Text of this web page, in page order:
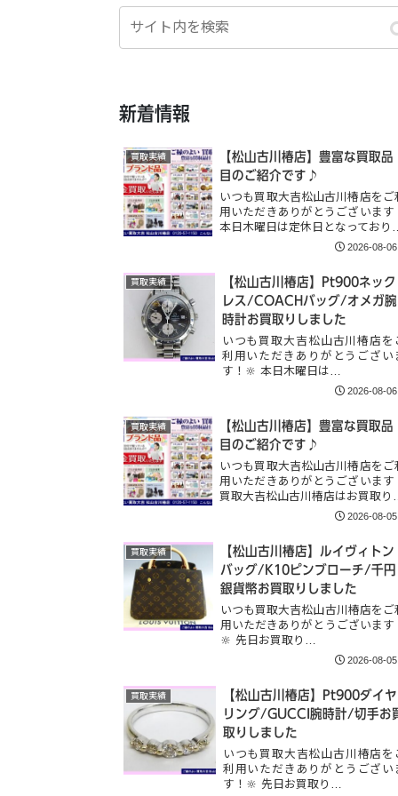
新着情報
買取実績
【松山古川椿店】豊富な買取品
目のご紹介です♪
いつも買取大吉松山古川椿店をご
用いただきありがとうございます
本日木曜日は定休日となっており…
2026-08-06
買取実績
【松山古川椿店】Pt900ネック
レス/COACHバッグ/オメガ腕
時計お買取りしました
いつも買取大吉松山古川椿店を
利用いただきありがとうござい
す！🔆 本日木曜日は…
2026-08-06
買取実績
【松山古川椿店】豊富な買取品
目のご紹介です♪
いつも買取大吉松山古川椿店をご
用いただきありがとうございます
買取大吉松山古川椿店はお買取
2026-08-05
買取実績
【松山古川椿店】ルイヴィトン
バッグ/K10ピンブローチ/千円
銀貨幣お買取りしました
いつも買取大吉松山古川椿店をご
用いただきありがとうございます
🔆 先日お買取り…
2026-08-05
買取実績
【松山古川椿店】Pt900ダイヤ
リング/GUCCI腕時計/切手お
取りしました
いつも買取大吉松山古川椿店を
利用いただきありがとうござい
す！🔆 先日お買取り…